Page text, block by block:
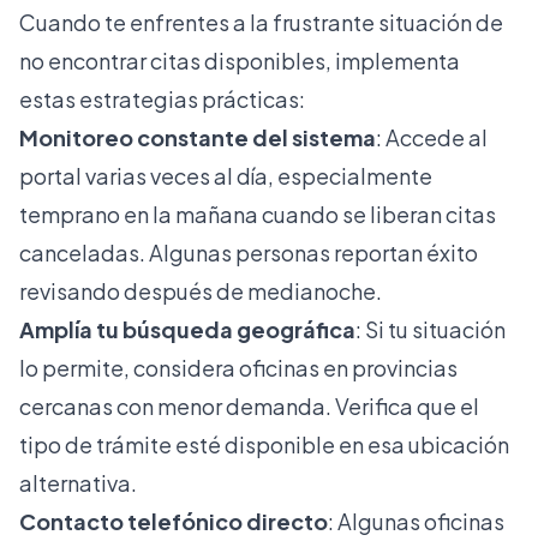
Cuando te enfrentes a la frustrante situación de
no encontrar citas disponibles, implementa
estas estrategias prácticas:
Monitoreo constante del sistema: Accede al
portal varias veces al día, especialmente
temprano en la mañana cuando se liberan citas
canceladas. Algunas personas reportan éxito
revisando después de medianoche.
Amplía tu búsqueda geográfica: Si tu situación
lo permite, considera oficinas en provincias
cercanas con menor demanda. Verifica que el
tipo de trámite esté disponible en esa ubicación
alternativa.
Contacto telefónico directo: Algunas oficinas